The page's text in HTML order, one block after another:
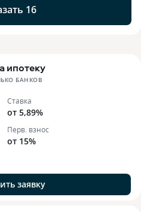
16
ипотеку
БАНКОВ
Ставка
от 5,89%
Перв. взнос
от 15%
заявку